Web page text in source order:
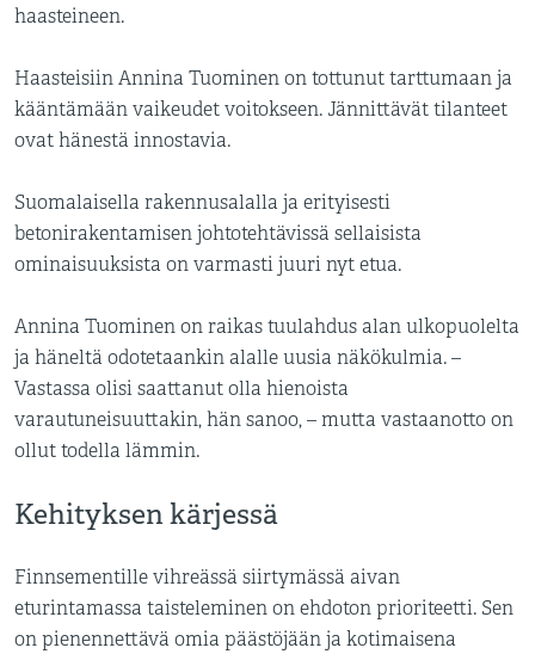
haasteineen.
Haasteisiin Annina Tuominen on tottunut tarttumaan ja
kääntämään vaikeudet voitokseen. Jännittävät tilanteet
ovat hänestä innostavia.
Suomalaisella rakennusalalla ja erityisesti
betonirakentamisen johtotehtävissä sellaisista
ominaisuuksista on varmasti juuri nyt etua.
Annina Tuominen on raikas tuulahdus alan ulkopuolelta
ja häneltä odotetaankin alalle uusia näkökulmia. –
Vastassa olisi saattanut olla hienoista
varautuneisuuttakin, hän sanoo, – mutta vastaanotto on
ollut todella lämmin.
Kehityksen kärjessä
Finnsementille vihreässä siirtymässä aivan
eturintamassa taisteleminen on ehdoton prioriteetti. Sen
on pienennettävä omia päästöjään ja kotimaisena